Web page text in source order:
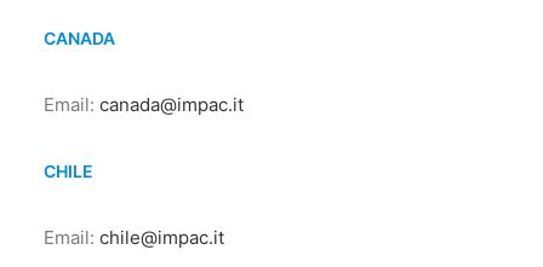
CANADA
Email: canada@impac.it
CHILE
Email: chile@impac.it